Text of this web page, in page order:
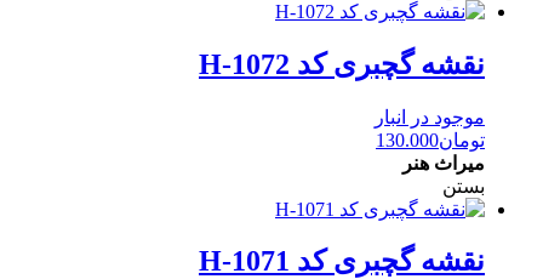
نقشه گچبری کد H-1072
موجود در انبار
تومان130.000
میراث هنر
بستن
نقشه گچبری کد H-1071